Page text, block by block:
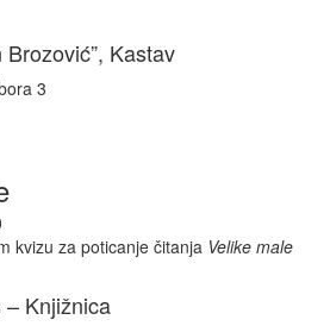
Kastav
3
kvizu za poticanje čitanja Velike male
Knjižnica